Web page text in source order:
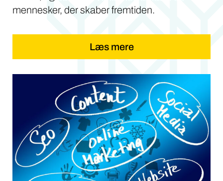
mennesker, der skaber fremtiden.
Læs mere